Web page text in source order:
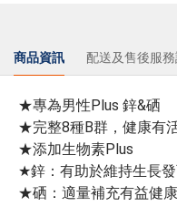
商品資訊 配送及售後服
★專為男性Plus 鋅&硒
★完整8種B群，健康有
★添加生物素Plus
★鋅：有助於維持生長
★硒：適量補充有益健